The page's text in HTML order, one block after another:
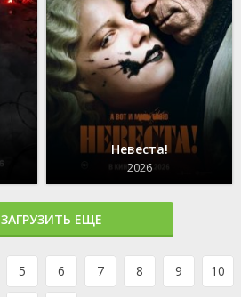
Невеста!
2026
ЗАГРУЗИТЬ ЕЩЕ
5 6 7 8 9 10